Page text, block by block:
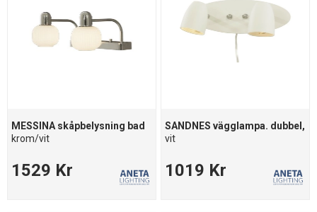
MESSINA skåpbelysning bad
krom/vit
1529 Kr
SANDNES vägglampa. dubbel,
vit
1019 Kr